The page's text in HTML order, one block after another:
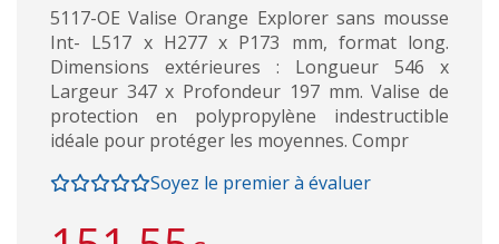
5117-OE Valise Orange Explorer sans mousse
Int- L517 x H277 x P173 mm, format long.
Dimensions extérieures : Longueur 546 x
Largeur 347 x Profondeur 197 mm. Valise de
protection en polypropylène indestructible
idéale pour protéger les moyennes. Compr
Soyez le premier à évaluer